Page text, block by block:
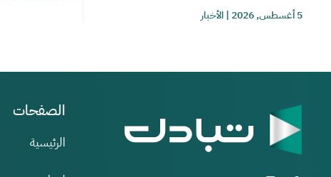
5 أغسطس, 2026 |الأخبار
الصفحات
الرئيسية